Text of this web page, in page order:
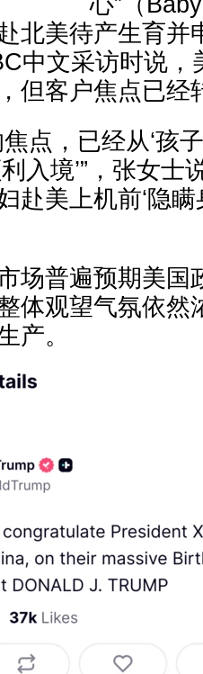
北美待产生育并
中文采访时说，
但客户焦点已经
点，已经从‘孩
入境’”，张女士
赴美上机前‘隐
场普遍预期美国
体观望气氛依然
产。